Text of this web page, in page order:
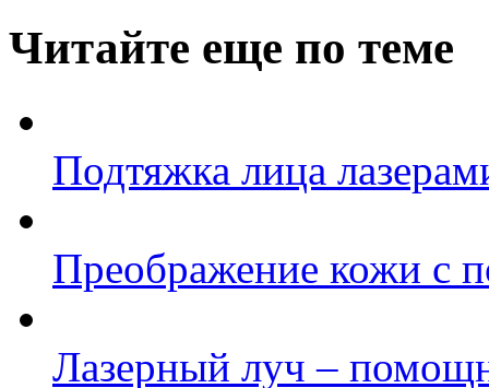
Читайте еще по теме
Подтяжка лица
Преображение кожи с
Лазерный луч –